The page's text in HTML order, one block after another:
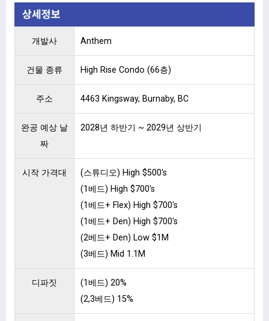
개발사 Anthem
건물 종류 High Rise Condo (66층)
주소 4463 Kingsway, Burnaby, BC
완공 예상 날
짜
2028년 하반기 ~ 2029년 상반기
시작 가격대
(스튜디오) High $500's
(1베드) High $700's
(1베드+ Flex) High $700's
(1베드+ Den) High $700's
(2베드+ Den) Low $1M
(3베드) Mid 1.1M
디파짓
(1베드) 20%
(2,3베드) 15%